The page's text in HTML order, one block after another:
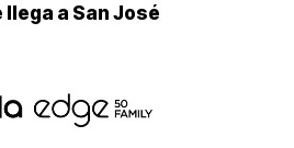
llega a San José